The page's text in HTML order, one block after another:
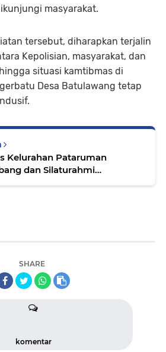
masyarakat.
tersebut, diharapkan terjalin
Kepolisian, masyarakat, dan
situasi kamtibmas di
Desa Batulawang tetap
Kelurahan Pataruman
dan Silaturahmi
SHARE
komentar